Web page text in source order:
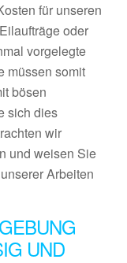
für unseren
oder
vorgelegte
müssen somit
bösen
sich dies
wir
und weisen Sie
Arbeiten
UND